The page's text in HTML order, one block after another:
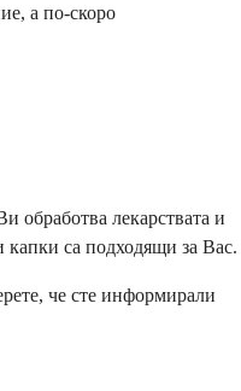
а по-скоро
обработва лекарствата и
капки са подходящи за Вас.
че сте информирали